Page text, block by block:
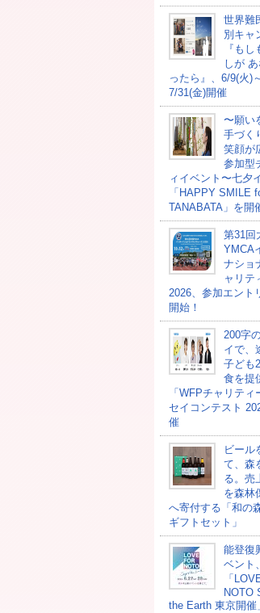
世界難
別キャ
『も
しが
ったら』、6/9(火)～
7/31(金)開催
〜願い
手づく
笑顔が
参加型
ィイベント〜七夕
「HAPPY SMILE
TANABATA」を開
第31回
YMCA
ナショ
ャリテ
2026、参加エント
開始！
200字
イで、
子ども
食を提
「WFPチャリティ
セイコンテスト
催
ビール
て、森
る。売
を森林
へ寄付する「和の
ギフトセット」
能登復
ベント、
「
NOTO
the Earth 東京開催